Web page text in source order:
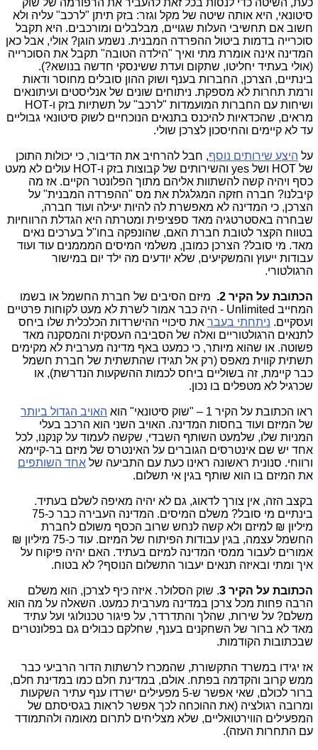
כעת, השיטה כדי לנסות בכל זאת להעביר את הרפורמה של שוק
סיטונאי, היא אותה שיטה של מקל וגזר: בזק תיתן "לרכב" עליה ולא
חשוב אם תחשיבי העלות שגויים, מבלבלים ומורכבים. היא תקבל
סוכרייה בדמות ביטול ההפרדה המבנית. נשמע הוגן? אולי, אבל כאן
המדינה אינה אומרת מתי ואיך "הילדה הטובה" תקבל את הסוכרייה
(אולי בעתיד יחליטו, שתקום ועדת ששינסקי חדשה בנושא?).
בינתיים, הצרכן, החברות בענף ושוק ההון סובלים מחוסר ודאות
ורמת תחרות לא מספקת. ניתוחים שונים של אנליסטים ועיתונאים
ושיחות עם החברות המועמדות "לרכב" על תשתיות בזק ו-HOT
מראים, שהכדאיות להיכנס בתנאים הנוכחיים לשוק סיטונאי גבוליים
עד לא קיימים והחיסכון לצרכן שולי.
על היצע שירותים נוסף, חבל להרחיב את הדיבור, כי יכולות התוכן
של HOT ושל yes והשירותים של קבוצות בזק ו-HOT עולים לא מעט
כסף ויהיה קשה להשתוות אליהם מתוך הפלונטר הקיים. אז מה
קיבלנו? חברה חזקה המגלגלת את מס "ההפרדה המבנית" על
הצרכן, כי המדינה לא מאפשרת לה להיות יעילה ועוד חברה,
שבחרה באסטרטגיה מאד ספציפית ומטרתה היא הגדלת הרווחיות
בטווח הקצר לטובת חברת האם, שהונפקה בחו"ל בערכים נאים
מאד. מי סובל? הצרכן כמובן, משלמי המיסים המממנים עוד ועוד
עבודות ייעוץ והמשקיעים, שלא יודעים מה ילד יום במישור
הרגולטורי.
הכתובת על הקיר 2.
מיזם הסיבים של חברת החשמל או בשמו
המחייב Unlimited - היה כבר אמור לשרת לא מעט לקוחות פרטיים
ועסקיים. ניתחתי בעבר את סיכויי ההישרדות הכלכלית שלו ביחס
לתנאים הרגולטוריים ואלה של הסביבה העסקית והמסקנה מאד
פשוטה. או שהוא מיותר, כי כמעט באף מדינה מערבית לא מקימים
תשתית קווית מאפס (רק אל תגידו שהתשתית של חברת חשמל
כבר קיימת, זה בשוליים ביחס לכמות ההשקעות הנדרשת), או
שכרגיל לא מטפלים בו נכון.
ראו הכתובת על הקיר 1 – "שוק סיטונאי" הוא
האויב הגדול ביותר
של המיזם ועוד בחסות המדינה. האויב השני הוא הרכב בעלי
המניות שלו, שלמעט השותף השבדי, שקשה לעמוד על קנקנו, לכל
אחד יש שם אינטרסים הגוברים על האינטרס של מיזם בר-קיימא
ורווחי. סנונית ראשונה ראינו כעת עם התביעה של אחד השותפים
את המיזם בו הוא שותף בגין אי תשלום.
בקצב הזה, אין צורך לדאוג, גם לא יהיה מאיפה לשלם בעתיד.
בינתיים מי סובל? משלם המיסים. המדינה העבירה כבר כ-75
מיליון ₪ למיזם ולא קשה לנחש שרוב הכסף משולם לחברת
החשמל עצמה, בגין עבודות הפיתוח של המיזם. עוד כ-75 מיליון ₪
אמורים לעבור ממסי המדינה למיזם בעתיד. האם יהיה פיקוח על
איך ומתי ובאיזה תנאים יעבור התשלום הנוסף? לא בטוח.
הכתובת על הקיר 3. שוק הסלולר. איזה כיף לצרכן, הוא משלם
הרבה פחות מכל צרכן במדינה מערבית כמעט. השאלה על מה הוא
משלם? על שירות, שהלך והתדרדר, על פיגור טכנולוגי ועל עתיד
מאד לא ברור של השחקנים בענף, שחלקם כבולים גם בפלונטרים
שבכתובות הקודמות.
אז יגידו במשרד התקשורת, שהמכרז לרשתות הדור הרביעי כבר
ממש קרוב והקדמה בפתח. אולם, במדינת חלם כמו במדינת חלם,
ברור לכולם, שאי אפשר ש-5 מפעילים ישרדו ענף עתיר השקעות
ומרובה רגולציה (את ההוכחה לכך אפשר לראות בגסיסתם של
המפעילים הווירטואליים, שלא מצליחים לתרום מאומה ולהתמודד
עם התחרות העזה).